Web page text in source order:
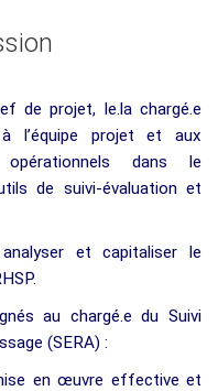
de projet, le.la chargé.e
l’équipe projet et aux
dans le
de suivi-évaluation et
et capitaliser le
au chargé.e du Suivi
(SERA) :
en œuvre effective et